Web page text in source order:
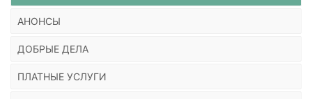
АНОНСЫ
ДОБРЫЕ ДЕЛА
ПЛАТНЫЕ УСЛУГИ